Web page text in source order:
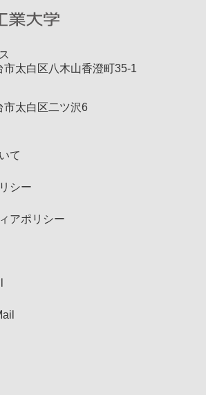
市太白区八木山香澄町35-1
市太白区二ツ沢6
て
シー
アポリシー